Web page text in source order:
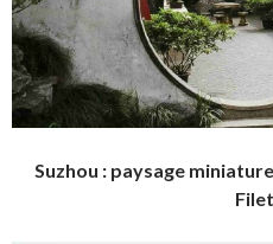
Suzhou : paysage